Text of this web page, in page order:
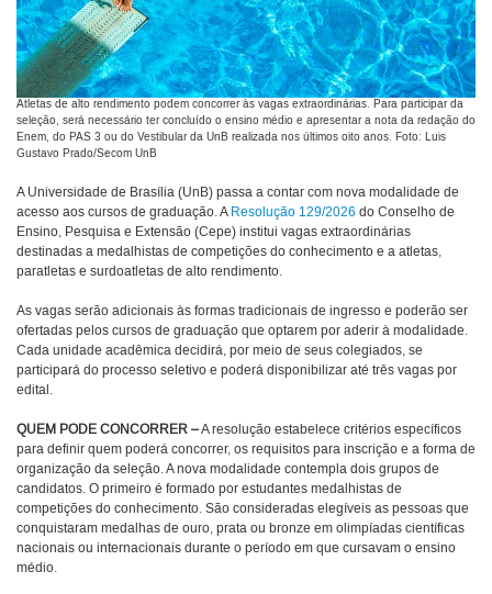
Atletas de alto rendimento podem concorrer às vagas extraordinárias. Para participar da
seleção, será necessário ter concluído o ensino médio e apresentar a nota da redação do
Enem, do PAS 3 ou do Vestibular da UnB realizada nos últimos oito anos. Foto: Luis
Gustavo Prado/Secom UnB
A Universidade de Brasília (UnB) passa a contar com nova modalidade de
acesso aos cursos de graduação. A Resolução 129/2026 do Conselho de
Ensino, Pesquisa e Extensão (Cepe) institui vagas extraordinárias
destinadas a medalhistas de competições do conhecimento e a atletas,
paratletas e surdoatletas de alto rendimento.
As vagas serão adicionais às formas tradicionais de ingresso e poderão ser
ofertadas pelos cursos de graduação que optarem por aderir à modalidade.
Cada unidade acadêmica decidirá, por meio de seus colegiados, se
participará do processo seletivo e poderá disponibilizar até três vagas por
edital.
QUEM PODE CONCORRER –A resolução estabelece critérios específicos
para definir quem poderá concorrer, os requisitos para inscrição e a forma de
organização da seleção. A nova modalidade contempla dois grupos de
candidatos. O primeiro é formado por estudantes medalhistas de
competições do conhecimento. São consideradas elegíveis as pessoas que
conquistaram medalhas de ouro, prata ou bronze em olimpíadas científicas
nacionais ou internacionais durante o período em que cursavam o ensino
médio.